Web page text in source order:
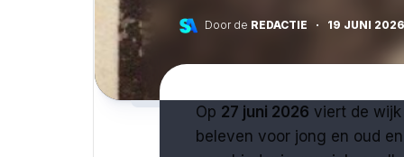
Door de REDACTIE · 19 JUNI 2026
Op 27 juni 2026 viert de
beleven voor jong en oud